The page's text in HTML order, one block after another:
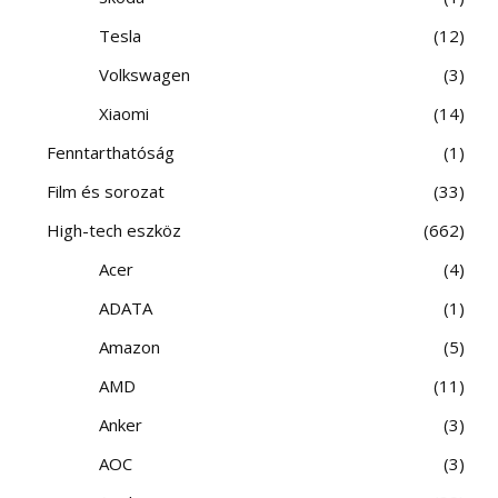
Tesla
12
Volkswagen
3
Xiaomi
14
Fenntarthatóság
1
Film és sorozat
33
High-tech eszköz
662
Acer
4
ADATA
1
Amazon
5
AMD
11
Anker
3
AOC
3